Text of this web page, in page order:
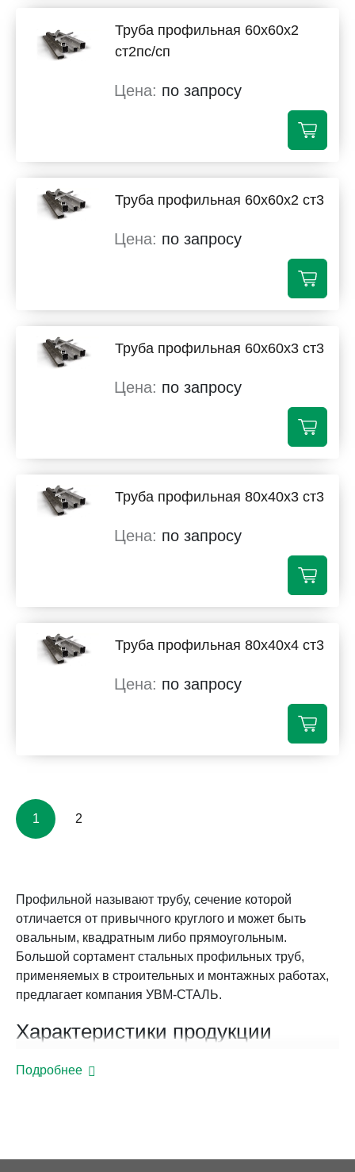
Труба профильная 60х60х2
ст2пс/сп
по запросу
Труба профильная 60х60х2 ст3
по запросу
Труба профильная 60х60х3 ст3
по запросу
Труба профильная 80х40х3 ст3
по запросу
Труба профильная 80х40х4 ст3
по запросу
1 2
Профильной называют трубу, сечение которой
отличается от привычного круглого и может быть
овальным, квадратным либо прямоугольным.
Большой сортамент стальных профильных труб,
применяемых в строительных и монтажных работах,
предлагает компания УВМ-СТАЛЬ.
Характеристики продукции
углеродистой стали, основной метод производства –
предприятия используют производство полного
Подробнее